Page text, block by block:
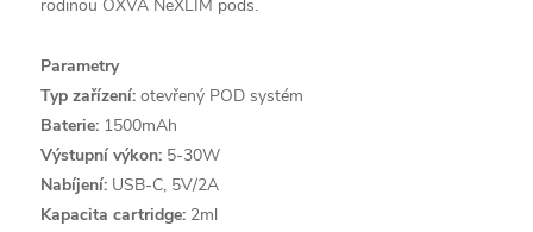
rodinou OXVA NeXLIM pods.
Parametry
Typ zařízení: otevřený POD systém
Baterie: 1500mAh
Výstupní výkon: 5-30W
Nabíjení: USB-C, 5V/2A
Kapacita cartridge: 2ml